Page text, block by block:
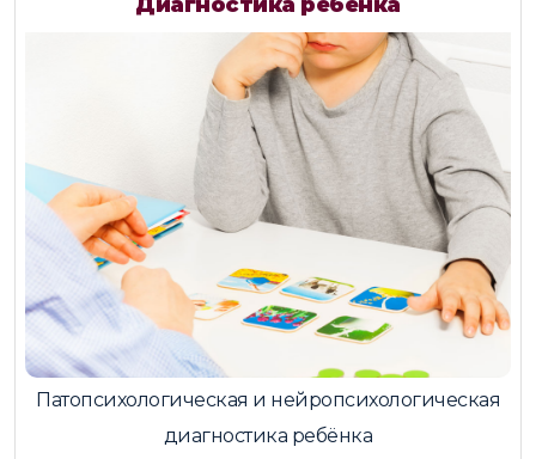
Патопсихологическая и нейропсихологическая
диагностика ребёнка